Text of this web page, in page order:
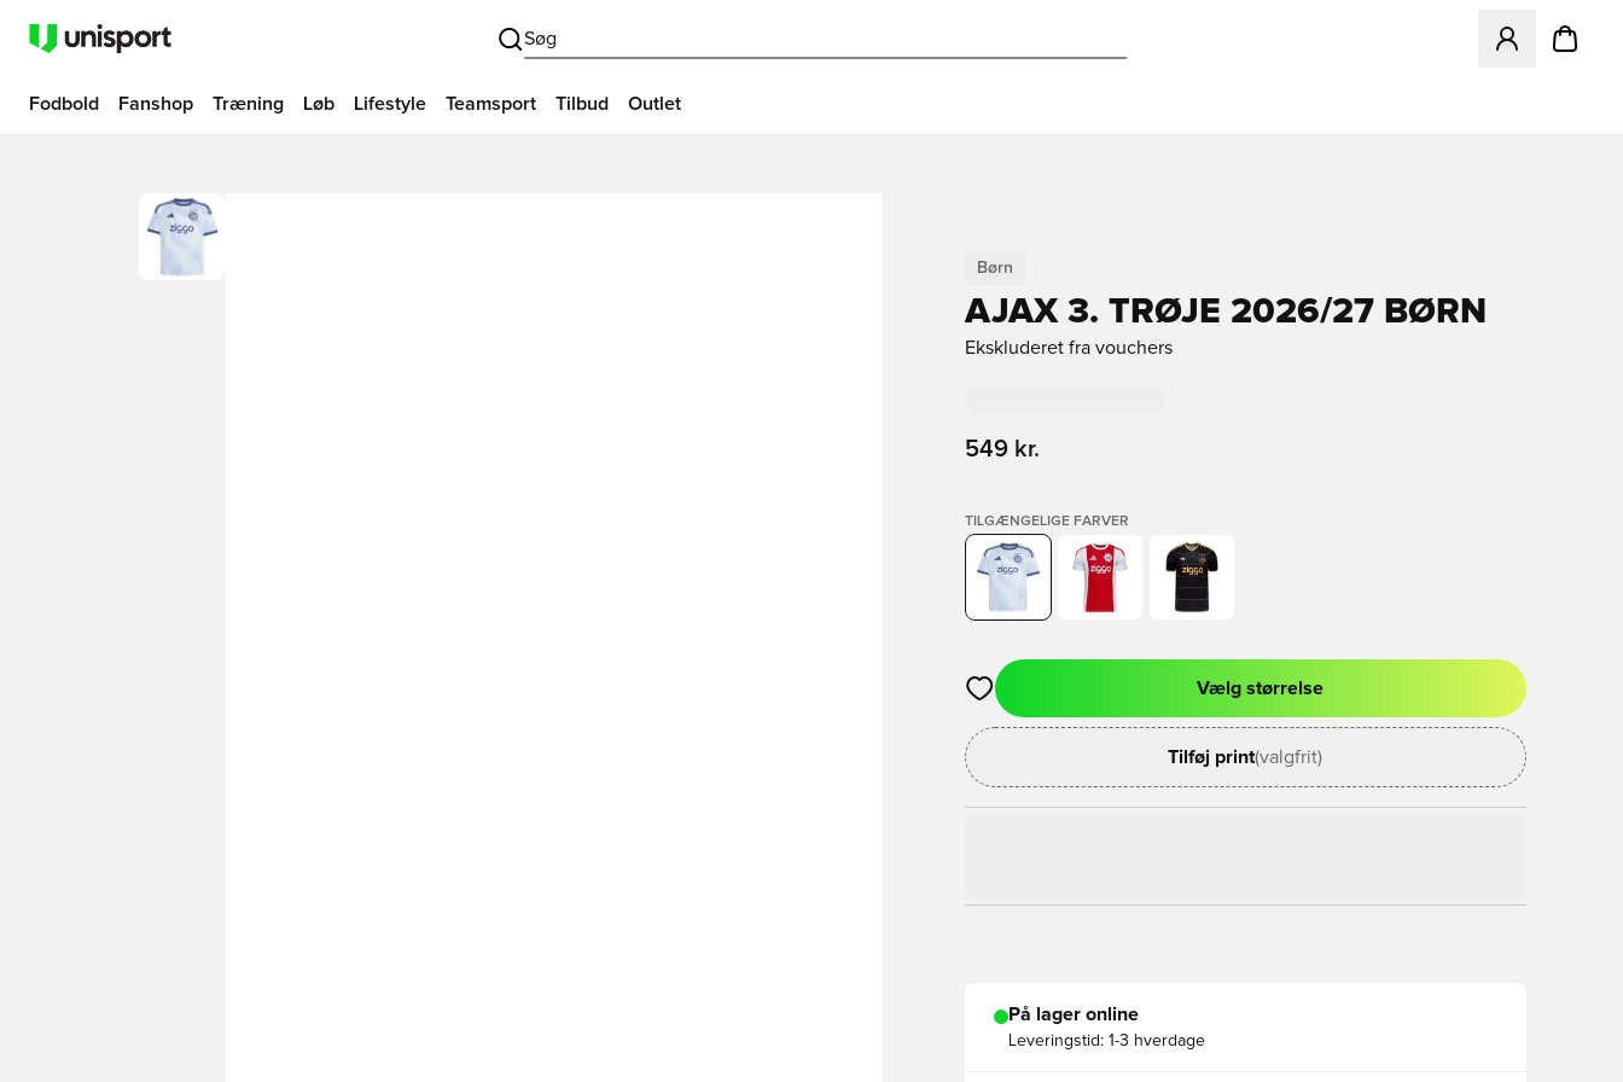
Søg
Åbner en
Fodbold Fanshop Træning Løb Lifestyle Teamsport Tilbud Outlet
Børn
AJAX 3. TRØJE 2026/27 BØRN
Ekskluderet fra vouchers
549 kr.
TILGÆNGELIGE FARVER
Åbner en Modal til at logge ind eller tilmelde dig som medlem
Vælg størrelse
Tilføj print(valgfrit)
På lager online
Leveringstid: 1-3 hverdage